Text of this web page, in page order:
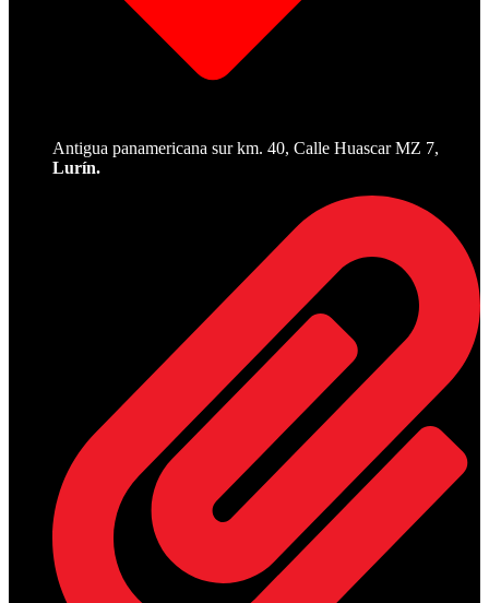
Antigua panamericana sur km. 40, Calle Huascar MZ 7,
Lurín.